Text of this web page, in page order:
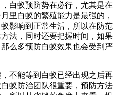
白蚁预防势在必行，尤其是在
里白蚁的繁殖能力是最强的，
影响到正常生活，所以在防范
法，同时还要把握时间，如果
么多预防白蚁效果也会受到严
不能等到白蚁已经出现之后再
蚁防治团队很重要，预防方法